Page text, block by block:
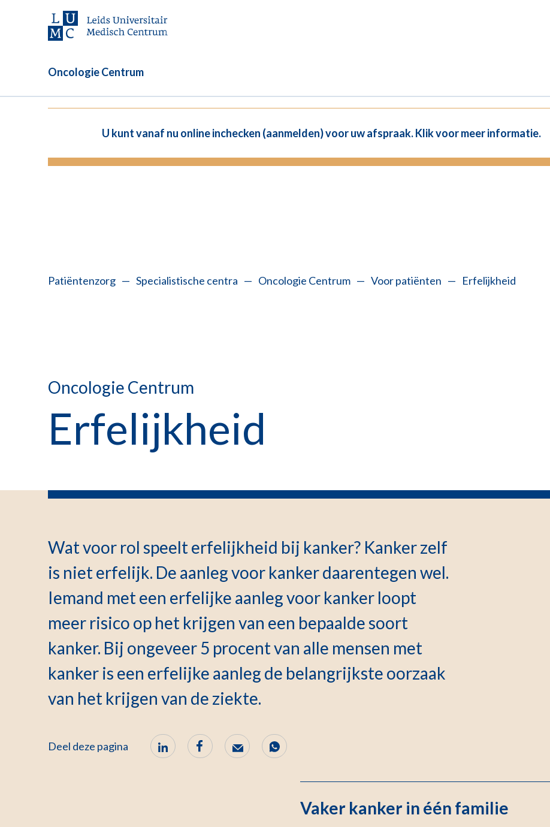
Oncologie Centrum
U kunt vanaf nu online inchecken (aanmelden) voor uw afspraak. Klik voor meer informatie.
Patiëntenzorg — Specialistische centra — Oncologie Centrum — Voor patiënten — Erfelijkheid
Oncologie Centrum
Erfelijkheid
Wat voor rol speelt erfelijkheid bij kanker? Kanker zelf
is niet erfelijk. De aanleg voor kanker daarentegen wel.
Iemand met een erfelijke aanleg voor kanker loopt
meer risico op het krijgen van een bepaalde soort
kanker. Bij ongeveer 5 procent van alle mensen met
kanker is een erfelijke aanleg de belangrijkste oorzaak
van het krijgen van de ziekte.
Deel deze pagina
Vaker kanker in één familie